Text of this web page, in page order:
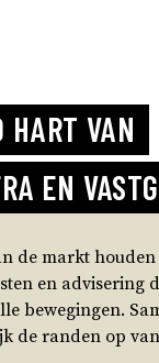
HART VAN
EN
de markt houden
en advisering
bewegingen.
de randen op